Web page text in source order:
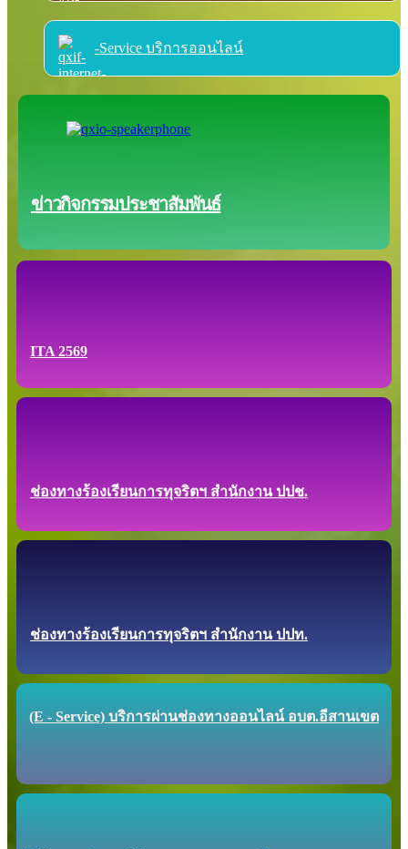
-Service บริการออนไลน์
ข่าวกิจกรรมประชาสัมพันธ์
ITA 2569
ช่องทางร้องเรียนการทุจริตฯ สำนักงาน ปปช.
ช่องทางร้องเรียนการทุจริตฯ สำนักงาน ปปท.
(E - Service) บริการผ่านช่องทางออนไลน์ อบต.อีสานเขต